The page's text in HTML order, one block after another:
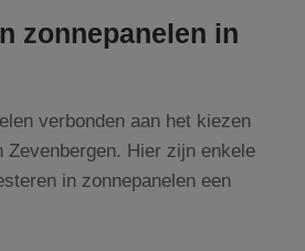
zonnepanelen in
verbonden aan het kiezen
Zevenbergen. Hier zijn enkele
in zonnepanelen een